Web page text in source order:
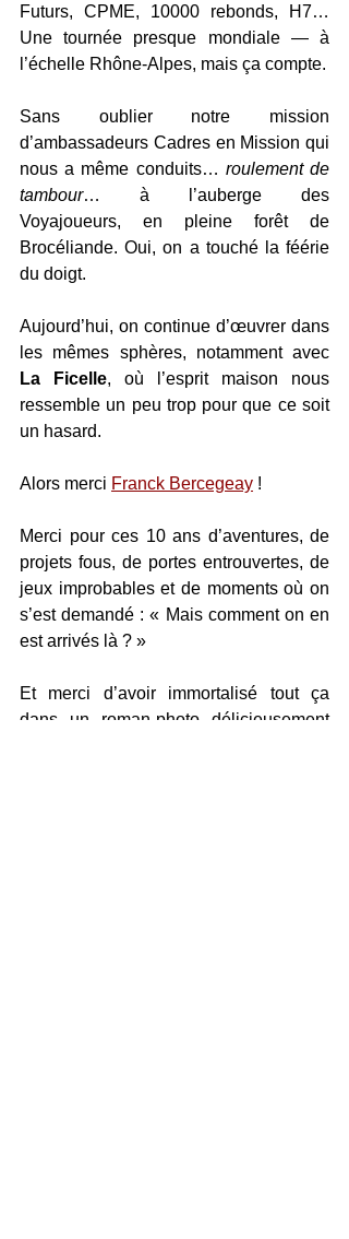
Futurs, CPME, 10000 rebonds, H7…
Une tournée presque mondiale — à
l’échelle Rhône-Alpes, mais ça compte.
Sans oublier notre mission
d’ambassadeurs Cadres en Mission qui
nous a même conduits… roulement de
tambour… à l’auberge des
Voyajoueurs, en pleine forêt de
Brocéliande. Oui, on a touché la féérie
du doigt.
Aujourd’hui, on continue d’œuvrer dans
La Ficelle, où l’esprit maison nous
ressemble un peu trop pour que ce soit
un hasard.
Alors merci Franck Bercegeay !
Merci pour ces 10 ans d’aventures, de
projets fous, de portes entrouvertes, de
jeux improbables et de moments où on
s’est demandé : « Mais comment on en
est arrivés là ? »
Et merci d’avoir immortalisé tout ça
dans un roman-photo délicieusement